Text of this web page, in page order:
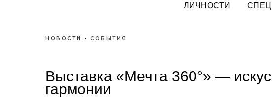
ЛИЧНОСТИ
НОВОСТИ • СОБЫТИЯ
Выставка «Мечта 360°» —
гармонии